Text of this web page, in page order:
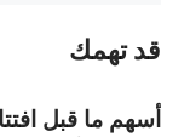
عند الضرورة، يرجى استشارة مستشار استثمار
قد تهمك
أسهم ما قبل